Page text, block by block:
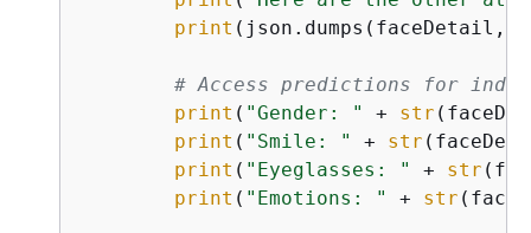
print (json.dumps(faceDetail,
# Access predictions for
print ( "Gender: " + str
print ( "Smile: " + str
print ( "Eyeglasses: " + str
print ( "Emotions: " + str